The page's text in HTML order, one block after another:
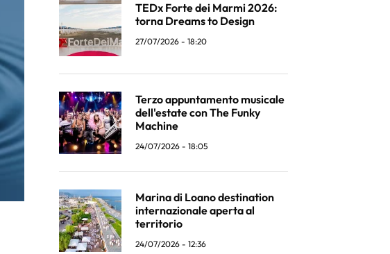
TEDx Forte dei Marmi 2026:
torna Dreams to Design
27/07/2026 - 18:20
Terzo appuntamento musicale
dell'estate con The Funky
Machine
24/07/2026 - 18:05
Marina di Loano destination
internazionale aperta al
territorio
24/07/2026 - 12:36